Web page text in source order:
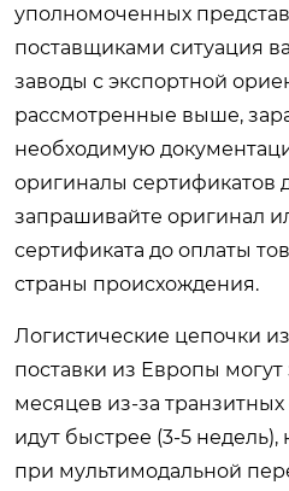
уполномоченных
поставщиками ситуация
заводы с экспортной
рассмотренные выше,
необходимую
оригиналы сертификатов
запрашивайте оригинал
сертификата до оплаты
страны происхождения.
Логистические цепочки
поставки из Европы могут
месяцев из-за транзитных
идут быстрее (3-5
при мультимодальной